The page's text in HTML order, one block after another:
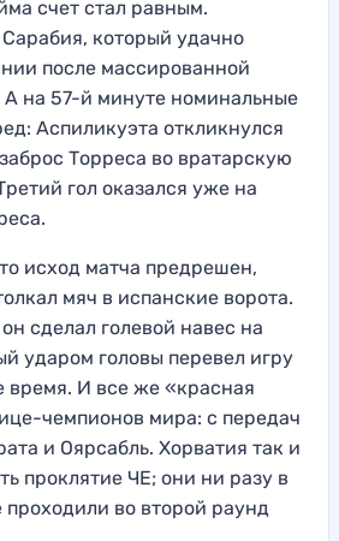
счет стал равным.
который удачно
после массированной
А на 57-й минуте номинальные
Аспиликуэта откликнулся
Торреса во вратарскую
гол оказался уже на
исход матча предрешен,
мяч в испанские ворота.
сделал голевой навес на
ударом головы перевел игру
время. И все же «красная
чемпионов мира: с передач
и Оярсабль. Хорватия так и
проклятие ЧЕ; они ни разу в
во второй раунд